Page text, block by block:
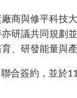
商與修平科技
研議共同規劃
、研發能量與
合簽約，並於